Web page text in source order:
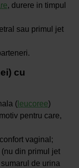
, durere in timpul
sau primul jet
cu
(leucoree)
pentru care,
vaginal;
din primul jet
de urina